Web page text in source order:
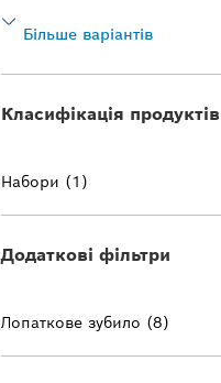
Більше варіантів
Класифікація продуктів
Набори (1)
Додаткові фільтри
Лопаткове зубило (8)